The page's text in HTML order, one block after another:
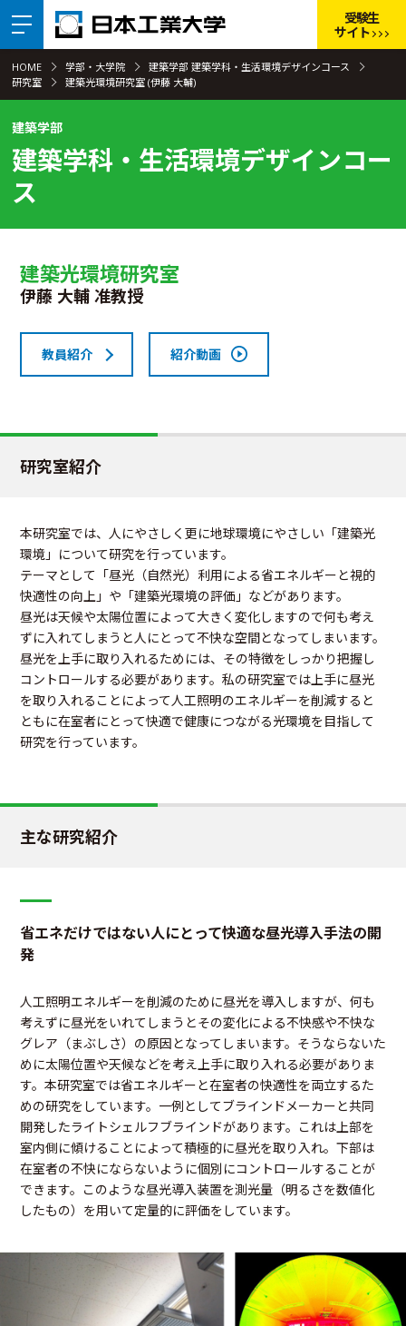
受験生
サイト
HOME 学部・大学院
建築学部 建築学科・生活環境デザインコース
研究室
建築光環境研究室 (伊藤 大輔)
建築学部
建築学科・生活環境デザインコー
ス
建築光環境研究室
伊藤 大輔 准教授
教員紹介 紹介動画
研究室紹介
本研究室では、人にやさしく更に地球環境にやさしい「建築光
環境」について研究を行っています。
テーマとして「昼光（自然光）利用による省エネルギーと視的
快適性の向上」や「建築光環境の評価」などがあります。
昼光は天候や太陽位置によって大きく変化しますので何も考え
ずに入れてしまうと人にとって不快な空間となってしまいます。
昼光を上手に取り入れるためには、その特徴をしっかり把握し
コントロールする必要があります。私の研究室では上手に昼光
を取り入れることによって人工照明のエネルギーを削減すると
ともに在室者にとって快適で健康につながる光環境を目指して
研究を行っています。
主な研究紹介
省エネだけではない人にとって快適な昼光導入手法の開
発
人工照明エネルギーを削減のために昼光を導入しますが、何も
考えずに昼光をいれてしまうとその変化による不快感や不快な
グレア（まぶしさ）の原因となってしまいます。そうならないた
めに太陽位置や天候などを考え上手に取り入れる必要がありま
す。本研究室では省エネルギーと在室者の快適性を両立するた
めの研究をしています。一例としてブラインドメーカーと共同
開発したライトシェルフブラインドがあります。これは上部を
室内側に傾けることによって積極的に昼光を取り入れ。下部は
在室者の不快にならないように個別にコントロールすることが
できます。このような昼光導入装置を測光量（明るさを数値化
したもの）を用いて定量的に評価をしています。